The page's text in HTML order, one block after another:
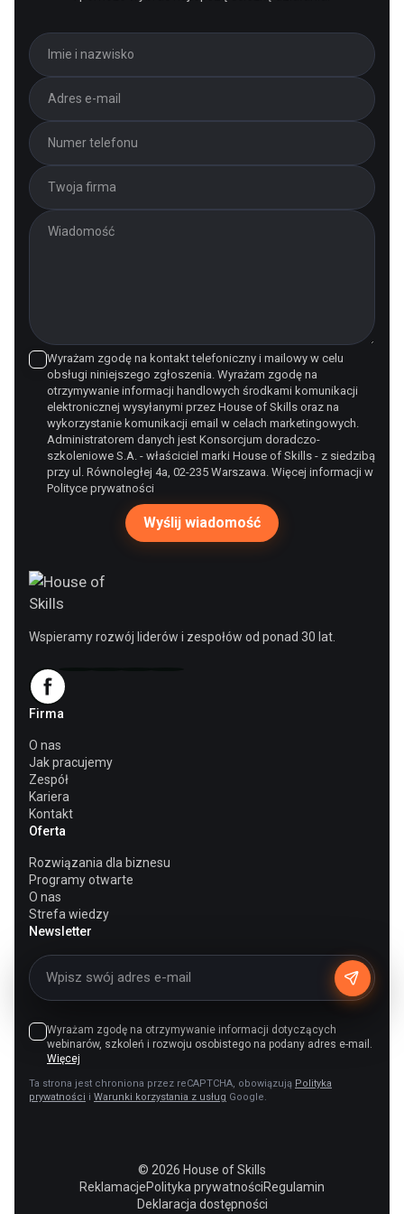
Wyrażam zgodę na kontakt telefoniczny i mailowy w celu
obsługi niniejszego zgłoszenia. Wyrażam zgodę na
otrzymywanie informacji handlowych środkami komunikacji
elektronicznej wysyłanymi przez House of Skills oraz na
wykorzystanie komunikacji email w celach marketingowych.
Administratorem danych jest Konsorcjum doradczo-
szkoleniowe S.A. - właściciel marki House of Skills - z siedzibą
przy ul. Równoległej 4a, 02-235 Warszawa. Więcej informacji w
Polityce prywatności
Wspieramy rozwój liderów i zespołów od ponad 30 lat.
Firma
O nas
Jak pracujemy
Zespół
Kariera
Kontakt
Oferta
Rozwiązania dla biznesu
Programy otwarte
O nas
Strefa wiedzy
Newsletter
Wyrażam zgodę na otrzymywanie informacji dotyczących
webinarów, szkoleń i rozwoju osobistego na podany adres e-mail.
Więcej
Ta strona jest chroniona przez reCAPTCHA, obowiązują Polityka
prywatności i Warunki korzystania z usług Google.
© 2026 House of Skills
ReklamacjePolityka prywatnościRegulamin
Deklaracja dostępności